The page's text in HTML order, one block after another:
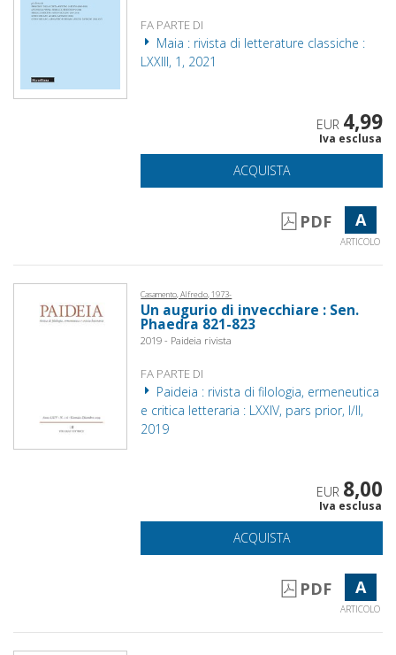
FA PARTE DI
Maia : rivista di letterature classiche :
LXXIII, 1, 2021
EUR 4,99
Iva esclusa
ACQUISTA
PDF A
ARTICOLO
Casamento, Alfredo, 1973-
Un augurio di invecchiare : Sen.
Phaedra 821-823
2019 - Paideia rivista
FA PARTE DI
Paideia : rivista di filologia, ermeneutica
e critica letteraria : LXXIV, pars prior, I/II,
2019
EUR 8,00
Iva esclusa
ACQUISTA
PDF A
ARTICOLO